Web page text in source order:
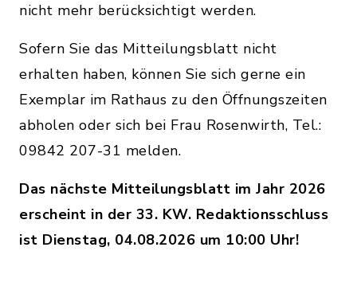
nicht mehr berücksichtigt werden.
Sofern Sie das Mitteilungsblatt nicht
erhalten haben, können Sie sich gerne ein
Exemplar im Rathaus zu den Öffnungszeiten
abholen oder sich bei Frau Rosenwirth, Tel.:
09842 207-31 melden.
Das nächste Mitteilungsblatt im Jahr 2026
erscheint in der 33. KW. Redaktionsschluss
ist Dienstag, 04.08.2026 um 10:00 Uhr!